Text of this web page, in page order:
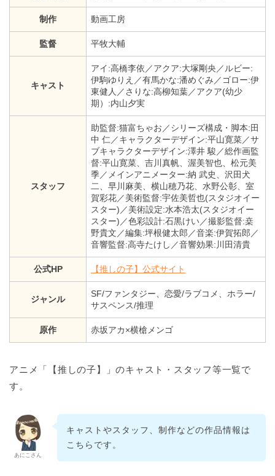
制作 動画工房
監督 平牧大輔
キャスト
アイ:高橋李依／アクア:大塚剛央／ルビー:
伊駒ゆりえ／有馬かな:潘めぐみ／ゴロー:伊
東健人／さりな:高柳知葉／アクア(幼少
期）:内山夕実
スタッフ
助監督:猫富ちゃお／シリーズ構成・脚本:田
中 仁／キャラクターデザイン:平山寛菜／サ
ブキャラクターデザイン:澤井 駿／総作画監
督:平山寛菜、吉川真帆、渥美智也、松元美
季／メインアニメーター:納 武史、沢田犬
二、早川麻美、横山穂乃花、水野公彰、室
賀彩花／美術監督:宇佐美哲也(スタジオイー
スター)／美術設定:水本浩太(スタジオイー
スター)／色彩設計:石黒けい／撮影監督:桒
野貴文／編集:坪根健太郎／音楽:伊賀拓郎／
音響監督:高寺たけし／音響効果:川田清貴
公式HP 【推しの子】公式サイト
ジャンル
SF/ファンタジー、恋愛/ラブコメ、ホラー/
サスペンス/推理
原作 赤坂アカ×横槍メンゴ
アニメ「【推しの子】」のキャスト・スタッフ等一覧で
す。
あにこさん
キャストやスタッフ、制作などの作品情報は
こちらです。